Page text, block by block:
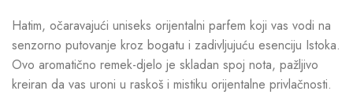
Hatim, očaravajući uniseks orijentalni parfem koji vas vodi na
senzorno putovanje kroz bogatu i zadivljujuću esenciju Istoka.
Ovo aromatično remek-djelo je skladan spoj nota, pažljivo
kreiran da vas uroni u raskoš i mistiku orijentalne privlačnosti.